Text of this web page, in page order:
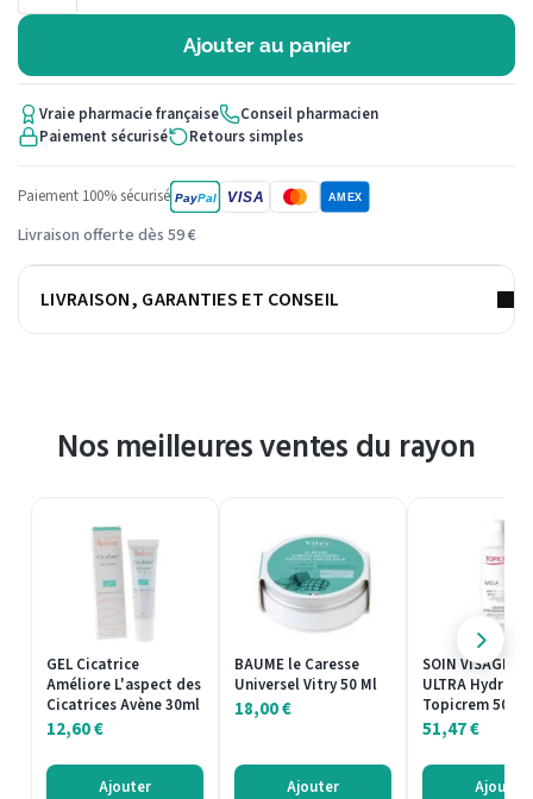
Ajouter au panier
Vraie pharmacie française
Conseil pharmacien
Paiement sécurisé
Retours simples
Paiement 100% sécurisé PayPal VISA AMEX
Livraison offerte dès 59 €
LIVRAISON, GARANTIES ET CONSEIL
Nos meilleures ventes du rayon
GEL Cicatrice
Améliore L'aspect des
Cicatrices Avène 30ml
12,60€
Ajouter
BAUME le Caresse
Universel Vitry 50 Ml
18,00€
Ajouter
SOIN VISAGE
ULTRA
Topicrem
51,47€
Ajouter